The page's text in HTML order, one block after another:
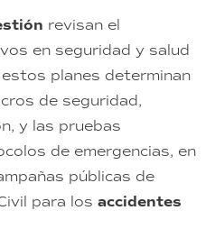
revisan el
en seguridad y salud
planes determinan
de seguridad,
y las pruebas
de emergencias, en
públicas de
para los accidentes